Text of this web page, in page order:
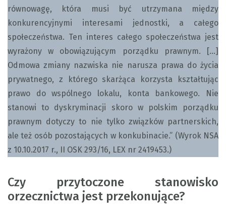
równowagę, która musi być utrzymana między
konkurencyjnymi interesami jednostki, a całego
społeczeństwa. Ten interes całego społeczeństwa jest
wyrażony w obowiązującym porządku prawnym. […]
Odmowa zmiany nazwiska nie narusza prawa do życia
prywatnego, z którego skarżąca korzysta kształtując
prawo do wspólnego lokalu, konta bankowego. Nie
stanowi to dyskryminacji skoro w polskim porządku
prawnym dotyczy to nie tylko związków partnerskich,
ale też osób pozostających w konkubinacie.” (Wyrok NSA
z 10.10.2017 r., II OSK 293/16, LEX nr 2419453.)
Czy przytoczone stanowisko
orzecznictwa jest przekonujące?